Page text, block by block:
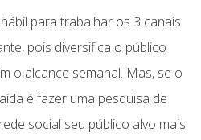
para trabalhar os 3 canais
pois diversifica o público
o alcance semanal. Mas, se o
é fazer uma pesquisa de
social seu público alvo mais